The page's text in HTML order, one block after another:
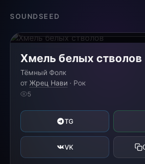
SOUNDSEED
Хмель белых стволов
Тёмный Фолк
от Жрец Нави · Рок
5
TG
VK